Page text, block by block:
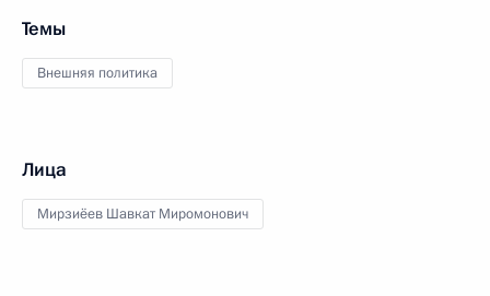
Темы
Внешняя политика
Лица
Мирзиёев Шавкат Миромонович